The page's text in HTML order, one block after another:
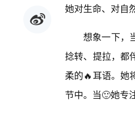
她对生命、对自
想象一下，
捻转、提拉，都
柔的🔥耳语。她
节中。当🙂她专